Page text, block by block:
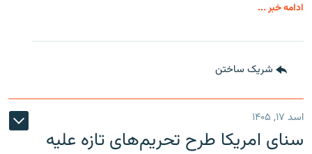
ادامه خبر ...
شریک ساختن
اسد ۱۷, ۱۴۰۵
سنای امریکا طرح تحریم‌های تازه علیه